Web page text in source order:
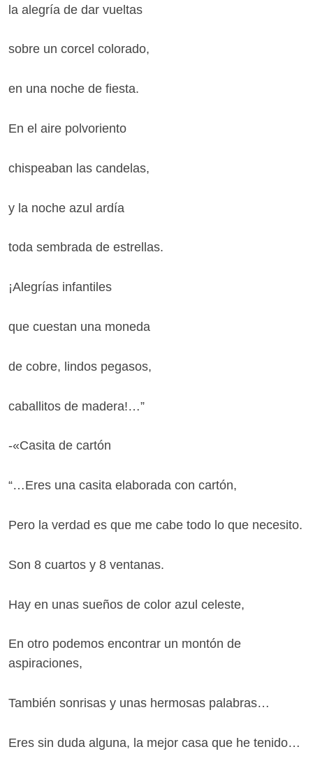
la alegría de dar vueltas
sobre un corcel colorado,
en una noche de fiesta.
En el aire polvoriento
chispeaban las candelas,
y la noche azul ardía
toda sembrada de estrellas.
¡Alegrías infantiles
que cuestan una moneda
de cobre, lindos pegasos,
caballitos de madera!…”
-«Casita de cartón
“…Eres una casita elaborada con cartón,
Pero la verdad es que me cabe todo lo que necesito.
Son 8 cuartos y 8 ventanas.
Hay en unas sueños de color azul celeste,
En otro podemos encontrar un montón de
aspiraciones,
También sonrisas y unas hermosas palabras…
Eres sin duda alguna, la mejor casa que he tenido…